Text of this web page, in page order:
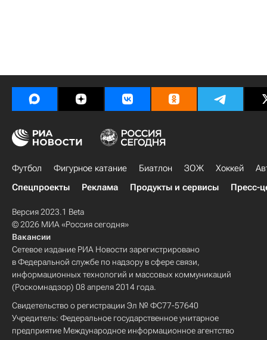
Футбол Фигурное катание Биатлон ЗОЖ Хоккей
Спецпроекты
Реклама Продукты и сервисы Пресс-
Версия 2023.1 Beta
© 2026 МИА «Россия сегодня»
Вакансии
Сетевое издание РИА Новости зарегистрировано
в Федеральной службе по надзору в сфере связи,
информационных технологий и массовых коммуникаций
(Роскомнадзор) 08 апреля 2014 года.
Свидетельство о регистрации Эл № ФС77-57640
Учредитель: Федеральное государственное унитарное
предприятие Международное информационное агентство